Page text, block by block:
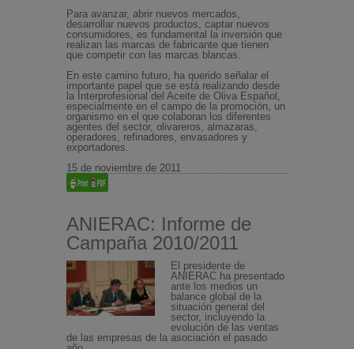
Para avanzar, abrir nuevos mercados,
desarrollar nuevos productos, captar nuevos
consumidores, es fundamental la inversión que
realizan las marcas de fabricante que tienen
que competir con las marcas blancas.
En este camino futuro, ha querido señalar el
importante papel que se está realizando desde
la Interprofesional del Aceite de Oliva Español,
especialmente en el campo de la promoción, un
organismo en el que colaboran los diferentes
agentes del sector, olivareros, almazaras,
operadores, refinadores, envasadores y
exportadores.
15 de noviembre de 2011
ANIERAC: Informe de
Campaña 2010/2011
El presidente de
ANIERAC ha presentado
ante los medios un
balance global de la
situación general del
sector, incluyendo la
evolución de las ventas
de las empresas de la asociación el pasado